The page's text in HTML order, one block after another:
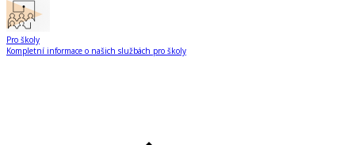
Pro školy
Kompletní informace o našich službách pro školy